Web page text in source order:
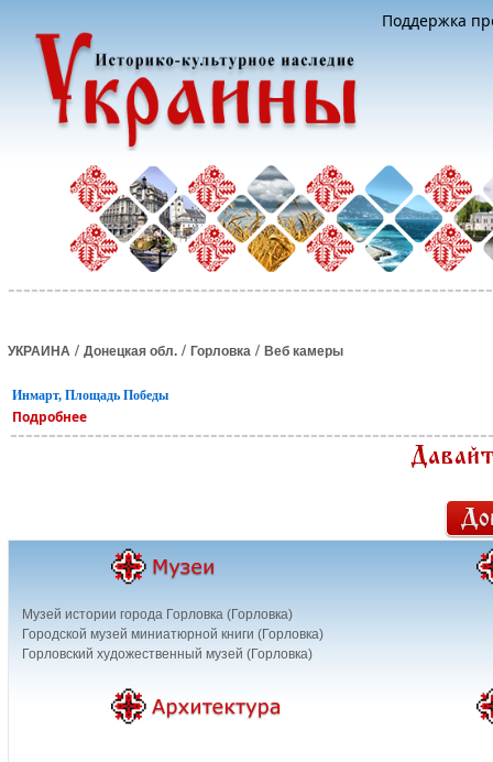
Поддержка
УКРАИНА / Донецкая обл. / Горловка / Веб камеры
Инмарт, Площадь Победы
Подробнее
Музей истории города Горловка (Горловка)
Городской музей миниатюрной книги (Горловка)
Горловский художественный музей (Горловка)